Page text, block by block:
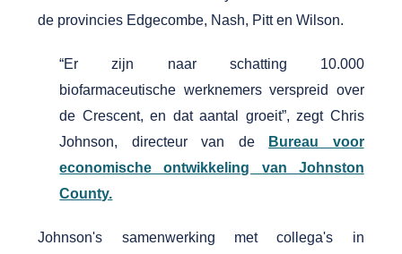
de provincies Edgecombe, Nash, Pitt en Wilson.
“Er zijn naar schatting 10.000
biofarmaceutische werknemers verspreid over
de Crescent, en dat aantal groeit”, zegt Chris
Johnson, directeur van de
Bureau voor
economische ontwikkeling van Johnston
County.
Johnson's samenwerking met collega's in